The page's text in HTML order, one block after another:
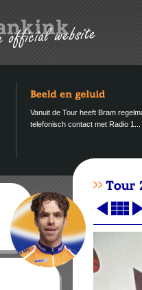
Vanuit de Tour heeft Bram
telefonisch contact met Radio 1...